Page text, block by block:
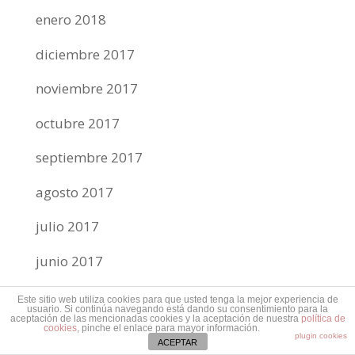
enero 2018
diciembre 2017
noviembre 2017
octubre 2017
septiembre 2017
agosto 2017
julio 2017
junio 2017
mayo 2017
abril 2017
Este sitio web utiliza cookies para que usted tenga la mejor experiencia de
usuario. Si continúa navegando está dando su consentimiento para la
aceptación de las mencionadas cookies y la aceptación de nuestra política de
cookies, pinche el enlace para mayor información.
plugin cookies
ACEPTAR